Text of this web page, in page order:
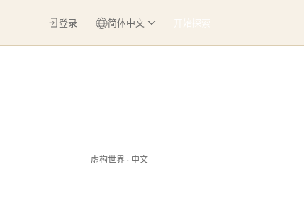
开始探索
登录 简体中文
虚构世界 · 中文